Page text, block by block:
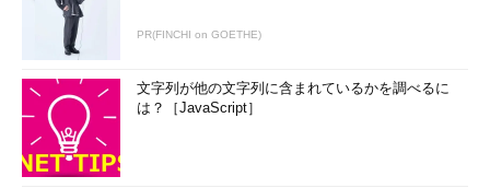
PR(FINCHI on GOETHE)
文字列が他の文字列に含まれているかを調べるに
は？［JavaScript］